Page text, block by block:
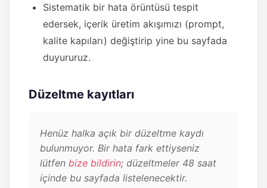
Sistematik bir hata örüntüsü tespit
edersek, içerik üretim akışımızı (prompt,
kalite kapıları) değiştirip yine bu sayfada
duyururuz.
Düzeltme kayıtları
Henüz halka açık bir düzeltme kaydı
bulunmuyor. Bir hata fark ettiyseniz
lütfen bize bildirin; düzeltmeler 48 saat
içinde bu sayfada listelenecektir.